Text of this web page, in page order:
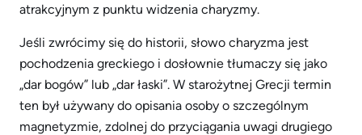
atrakcyjnym z punktu widzenia charyzmy.
Jeśli zwrócimy się do historii, słowo charyzma jest
pochodzenia greckiego i dosłownie tłumaczy się jako
„dar bogów” lub „dar łaski”. W starożytnej Grecji termin
ten był używany do opisania osoby o szczególnym
magnetyzmie, zdolnej do przyciągania uwagi drugiego